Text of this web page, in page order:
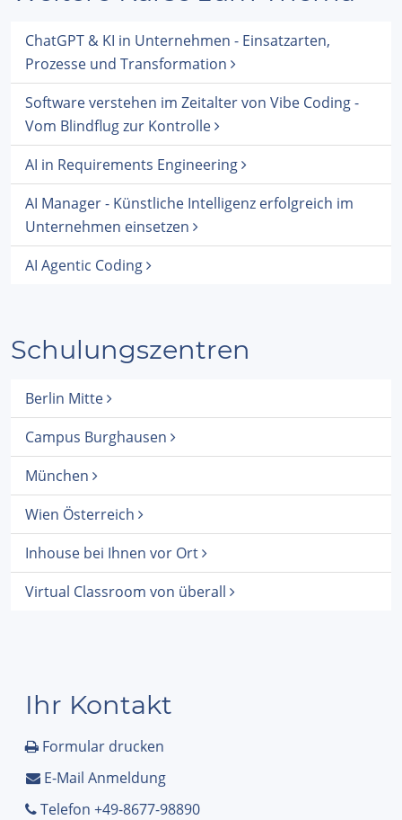
ChatGPT & KI in Unternehmen - Einsatzarten,
Prozesse und Transformation
Software verstehen im Zeitalter von Vibe Coding -
Vom Blindflug zur Kontrolle
AI in Requirements Engineering
AI Manager - Künstliche Intelligenz erfolgreich im
Unternehmen einsetzen
AI Agentic Coding
Schulungszentren
Berlin Mitte
Campus Burghausen
München
Wien Österreich
Inhouse bei Ihnen vor Ort
Virtual Classroom von überall
Ihr Kontakt
Formular drucken
E-Mail Anmeldung
Telefon +49-8677-98890